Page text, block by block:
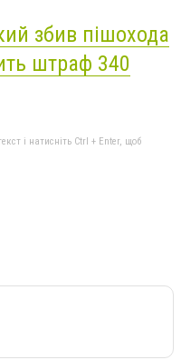
збив пішохода
штраф 340
і натисніть Ctrl + Enter, щоб